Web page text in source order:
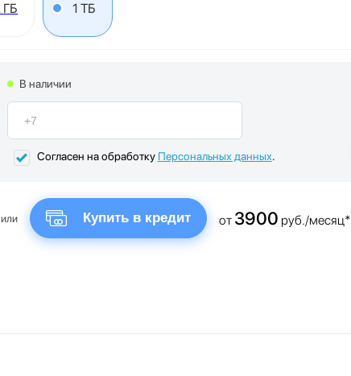
ГБ 1 ТБ
В наличии
Согласен на обработку Персональных данных.
или Купить в кредит от 3900 руб./месяц*